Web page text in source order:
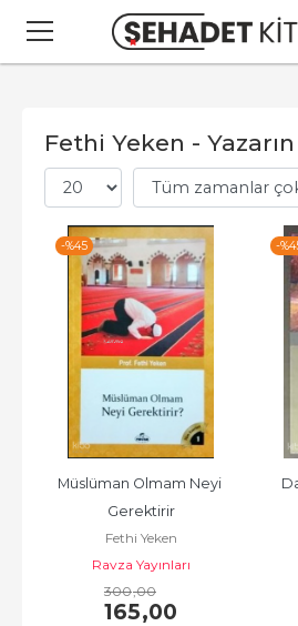
Fethi Yeken -
-%45
Müslüman Olmam Neyi
Gerektirir
Fethi Yeken
Ravza Yayınları
300,00
165,00
-%